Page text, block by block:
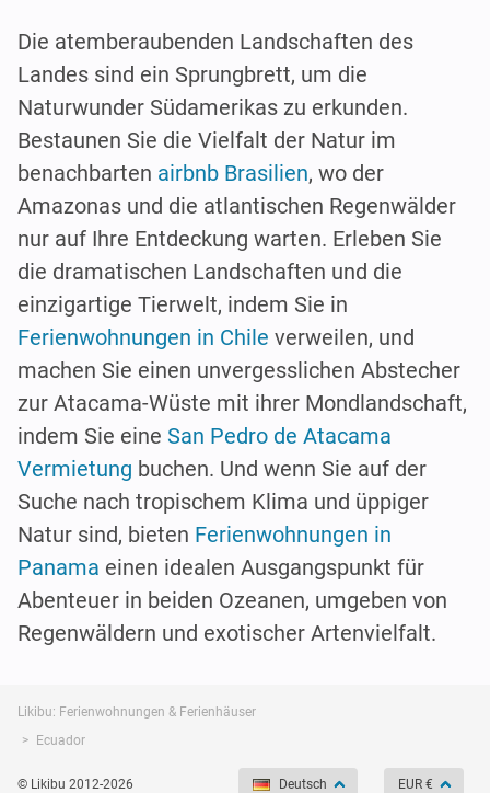
Die atemberaubenden Landschaften des
Landes sind ein Sprungbrett, um die
Naturwunder Südamerikas zu erkunden.
Bestaunen Sie die Vielfalt der Natur im
benachbarten airbnb Brasilien, wo der
Amazonas und die atlantischen Regenwälder
nur auf Ihre Entdeckung warten. Erleben Sie
die dramatischen Landschaften und die
einzigartige Tierwelt, indem Sie in
Ferienwohnungen in Chile verweilen, und
machen Sie einen unvergesslichen Abstecher
zur Atacama-Wüste mit ihrer Mondlandschaft,
indem Sie eine San Pedro de Atacama
Vermietung buchen. Und wenn Sie auf der
Suche nach tropischem Klima und üppiger
Natur sind, bieten Ferienwohnungen in
Panama einen idealen Ausgangspunkt für
Abenteuer in beiden Ozeanen, umgeben von
Regenwäldern und exotischer Artenvielfalt.
Likibu: Ferienwohnungen & Ferienhäuser
Ecuador
© Likibu 2012-2026 Deutsch EUR €